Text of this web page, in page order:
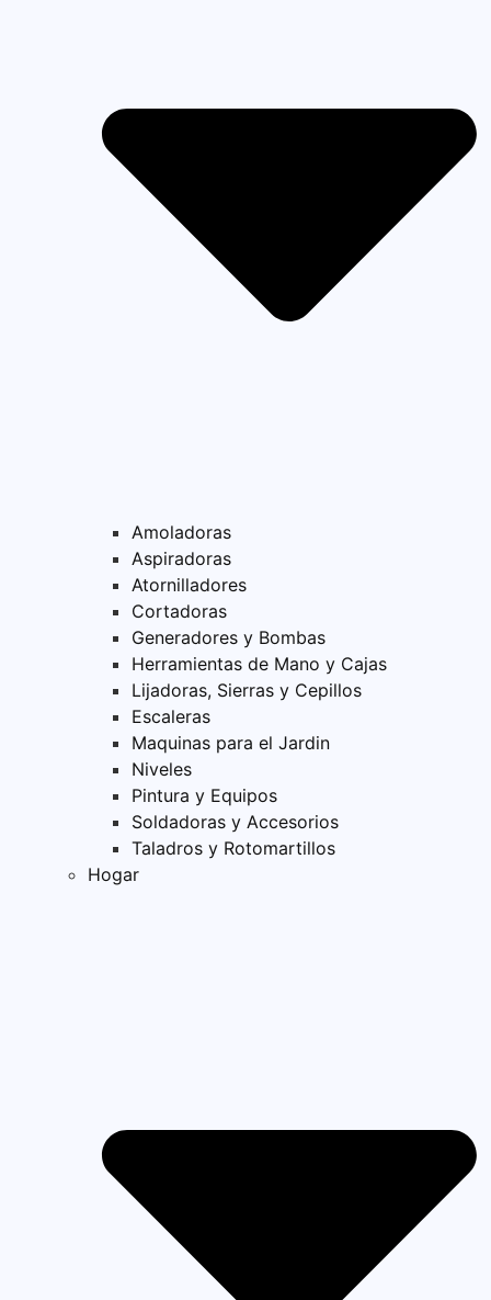
Amoladoras
Aspiradoras
Atornilladores
Cortadoras
Generadores y Bombas
Herramientas de Mano y Cajas
Lijadoras, Sierras y Cepillos
Escaleras
Maquinas para el Jardin
Niveles
Pintura y Equipos
Soldadoras y Accesorios
Taladros y Rotomartillos
Hogar